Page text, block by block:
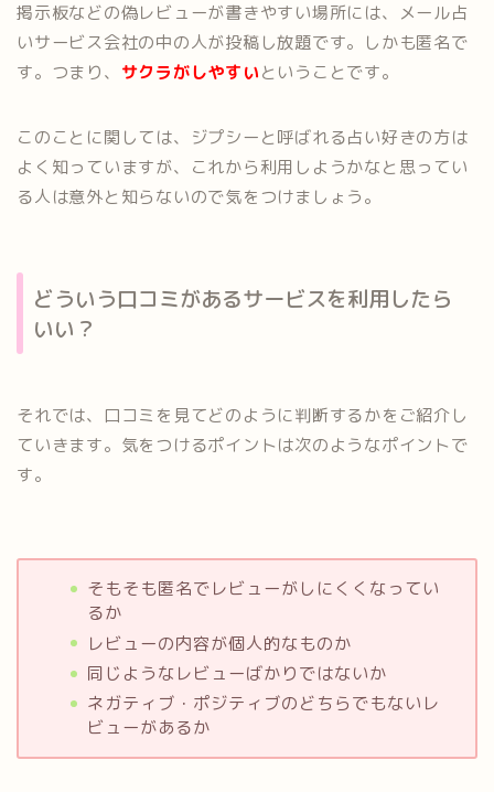
掲示板などの偽レビューが書きやすい場所には、メール占
いサービス会社の中の人が投稿し放題です。しかも匿名で
す。つまり、 サクラがしやすいということです。
このことに関しては、ジプシーと呼ばれる占い好きの方は
よく知っていますが、これから利用しようかなと思ってい
る人は意外と知らないので気をつけましょう。
どういう口コミがあるサービスを利用したら
いい？
それでは、口コミを見てどのように判断するかをご紹介し
ていきます。気をつけるポイントは次のようなポイントで
す。
そもそも匿名でレビューがしにくくなってい
るか
レビューの内容が個人的なものか
同じようなレビューばかりではないか
ネガティブ・ポジティブのどちらでもないレ
ビューがあるか